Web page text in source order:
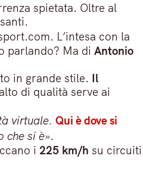
spietata. Oltre al
L’intesa con la
parlando? Ma di Antonio
in grande stile. Il
di qualità serve ai
virtuale.Qui è dove si
che si è».
i 225 km/h su circuiti